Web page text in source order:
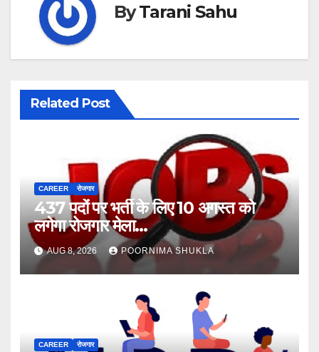
ByTarani Sahu
Related Post
CAREER रोजगार
437 पदों पर भर्ती के लिए 10 अगस्त को
लगेगा रोजगार मेला…
AUG 8, 2026 POORNIMA SHUKLA
CAREER रोजगार